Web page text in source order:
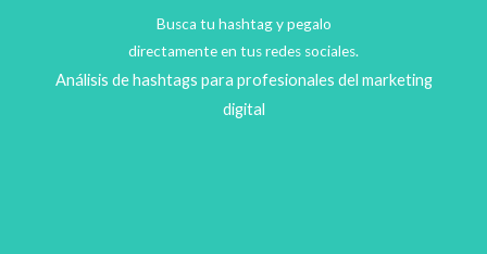
Busca tu hashtag y pegalo
directamente en tus redes sociales.
Análisis de hashtags para profesionales del marketing
digital